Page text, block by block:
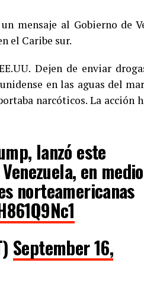
mensaje al Gobierno de
el Caribe sur.
Dejen de enviar
en las aguas del
narcóticos. La acción
lanzó este
en medio
norteamericanas
September 16,